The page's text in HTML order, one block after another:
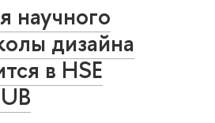
научного
дизайна
в HSE